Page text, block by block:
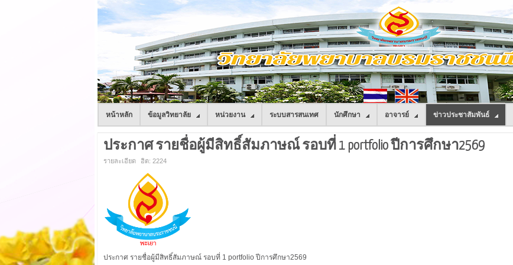
หน้าหลัก ข้อมูลวิทยาลัย หน่วยงาน ระบบสารสนเทศ นักศึกษา อาจารย์ ข่าวประชาสัมพันธ์
ประกาศ รายชื่อผู้มีสิทธิ์สัมภาษณ์ รอบที่ 1 portfolio ปีการศึกษา2569
รายละเอียด ฮิต: 2224
ประกาศ รายชื่อผู้มีสิทธิ์สัมภาษณ์ รอบที่ 1 portfolio ปีการศึกษา2569